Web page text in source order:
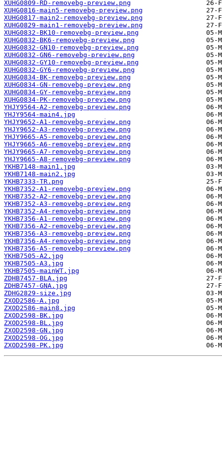
XUHG0809-RD-removebg-preview.png
XUHG0816-main5-removebg-preview.png
XUHG0817-main2-removebg-preview.png
XUHG0829-main1-removebg-preview.png
XUHG0832-BK10-removebg-preview.png
XUHG0832-BK6-removebg-preview.png
XUHG0832-GN10-removebg-preview.png
XUHG0832-GN6-removebg-preview.png
XUHG0832-GY10-removebg-preview.png
XUHG0832-GY6-removebg-preview.png
XUHG0834-BK-removebg-preview.png
XUHG0834-GN-removebg-preview.png
XUHG0834-GY-removebg-preview.png
XUHG0834-PK-removebg-preview.png
YHJY9564-A2-removebg-preview.png
YHJY9564-main4.jpg
YHJY9652-A1-removebg-preview.png
YHJY9652-A3-removebg-preview.png
YHJY9665-A5-removebg-preview.png
YHJY9665-A6-removebg-preview.png
YHJY9665-A7-removebg-preview.png
YHJY9665-A8-removebg-preview.png
YKHB7148-main1.jpg
YKHB7148-main2.jpg
YKHB7333-TR.png
YKHB7352-A1-removebg-preview.png
YKHB7352-A2-removebg-preview.png
YKHB7352-A3-removebg-preview.png
YKHB7352-A4-removebg-preview.png
YKHB7356-A1-removebg-preview.png
YKHB7356-A2-removebg-preview.png
YKHB7356-A3-removebg-preview.png
YKHB7356-A4-removebg-preview.png
YKHB7356-A5-removebg-preview.png
YKHB7505-A2.jpg
YKHB7505-A3.jpg
YKHB7505-mainWT.jpg
ZDHB7457-BLA.jpg
ZDHB7457-GNA.jpg
ZDHG2829-size.jpg
ZXOD2586-A.jpg
ZXOD2586-main8.jpg
ZXOD2598-BK.jpg
ZXOD2598-BL.jpg
ZXOD2598-GN.jpg
ZXOD2598-OG.jpg
ZXOD2598-PK.jpg